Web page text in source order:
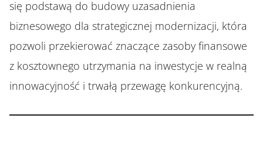
się podstawą do budowy uzasadnienia
biznesowego dla strategicznej modernizacji, która
pozwoli przekierować znaczące zasoby finansowe
z kosztownego utrzymania na inwestycje w realną
innowacyjność i trwałą przewagę konkurencyjną.